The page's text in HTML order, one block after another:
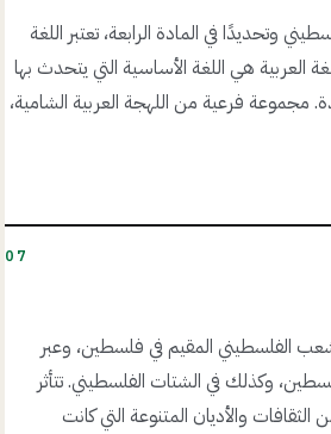
وتحديدًا في المادة الرابعة، تعتبر اللغة
العربية هي اللغة الأساسية التي يتحدث بها
مجموعة فرعية من اللهجة العربية الشامية،
07
الفلسطيني المقيم في فلسطين، وعبر
وكذلك في الشتات الفلسطيني. تتأثر
الثقافات والأديان المتنوعة التي كانت